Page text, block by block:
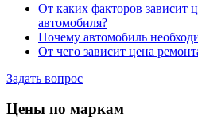
От каких факторов зависит
автомобиля?
Почему автомобиль
От чего зависит цена
Задать вопрос
Цены по маркам